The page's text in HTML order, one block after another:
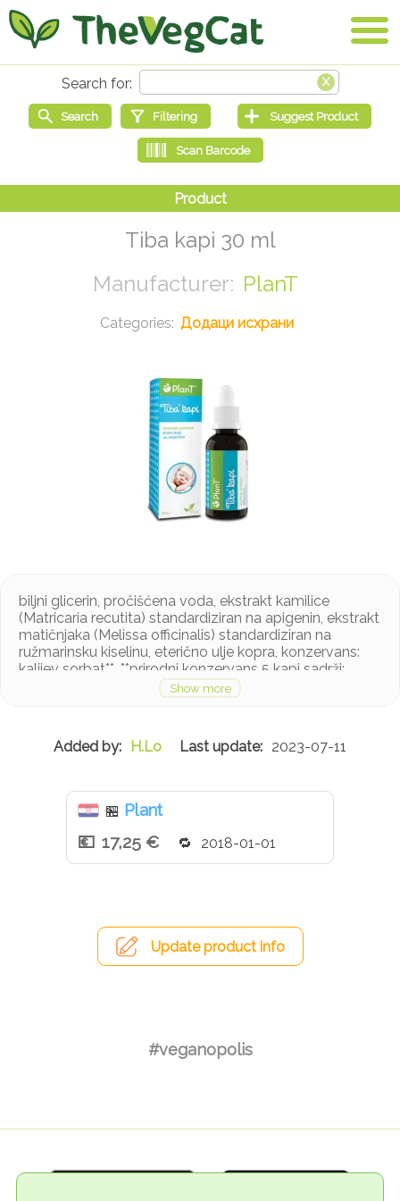
Tiba kapi 30 ml
PlanT
Додаци исхрани
biljni glicerin, pročišćena voda, ekstrakt kamilice
(Matricaria recutita) standardiziran na apigenin, ekstrakt
matičnjaka (Melissa officinalis) standardiziran na
ružmarinsku kiselinu, eterično ulje kopra, konzervans:
kalijev sorbat**. **prirodni konzervans 5 kapi sadrži:
ekstrakt cvijeta prave kamilice: 27 mg, ekstrakt lista
matičnjaka: 2,4 mg, eterično ulje kopra: 0,4 mg
doze ne smiju se prekoračiti. Dodatak prehrani nije
nadomjestak ili zamjena uravnoteženoj prehrani.
prethodno savjetovanje s pedijatrom
H.Lo 2023-07-11
🏪 Plant
17,25 €
2018-01-01
Update product info
#veganopolis